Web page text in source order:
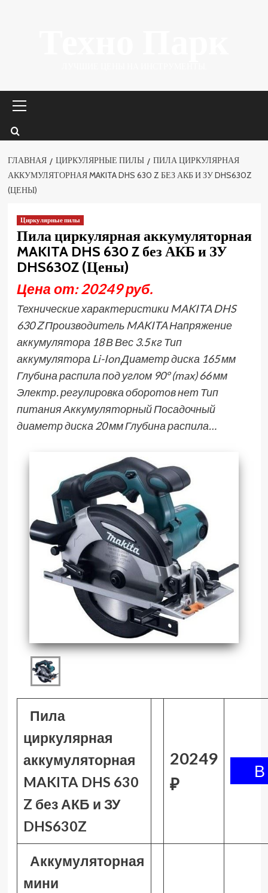
меню
ГЛАВНАЯ ЦИРКУЛЯРНЫЕ ПИЛЫ
ПИЛА ЦИРКУЛЯРНАЯ
АККУМУЛЯТОРНАЯ MAKITA DHS 630 Z БЕЗ АКБ И ЗУ DHS630Z
(ЦЕНЫ)
Циркулярные пилы
Пила циркулярная аккумуляторная
MAKITA DHS 630 Z без АКБ и ЗУ
DHS630Z (Цены)
Цена от: 20249 руб.
Технические характеристики MAKITA DHS
630 Z Производитель MAKITA Напряжение
аккумулятора 18 В Вес 3.5 кг Тип
аккумулятора Li-Ion Диаметр диска 165 мм
Глубина распила под углом 90° (max) 66 мм
Электр. регулировка оборотов нет Тип
питания Аккумуляторный Посадочный
диаметр диска 20 мм Глубина распила…
Пила
циркулярная
аккумуляторная
MAKITA DHS 630
Z без АКБ и ЗУ
DHS630Z
20249
₽
Аккумуляторная
мини